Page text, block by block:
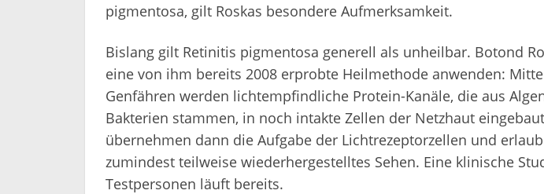
pigmentosa, gilt Roskas besondere Aufmerksamkeit.
Bislang gilt Retinitis pigmentosa generell als unheilbar. Botond
eine von ihm bereits 2008 erprobte Heilmethode anwenden:
Genfähren werden lichtempfindliche Protein-Kanäle, die aus
Bakterien stammen, in noch intakte Zellen der Netzhaut
übernehmen dann die Aufgabe der Lichtrezeptorzellen und
zumindest teilweise wiederhergestelltes Sehen. Eine klinische
Testpersonen läuft bereits.